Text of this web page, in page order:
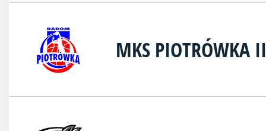
MKS PIOTRÓWKA